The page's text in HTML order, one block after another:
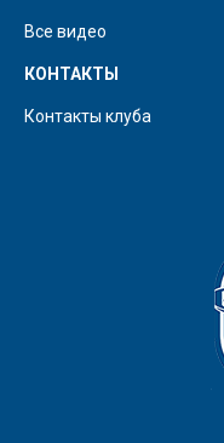
Все видео
КОНТАКТЫ
Контакты клуба